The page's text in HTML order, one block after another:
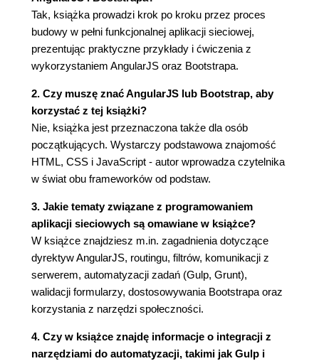
Stosowanie filtrów z poziomu JavaScriptu (53)
Tworzenie własnego filtra (55)
Moduły (55)
Tworzenie filtra (56)
Podsumowanie (58)
Rozdział 4. Routing (59)
Instalowanie ngRoute (59)
Tworzenie tras podstawowych (60)
Trasy z parametrami (63)
Routing w HTML5 albo usuwanie # (64)
Włączanie HTML5Mode (64)
Odsyłacze do tras (65)
Pytania sprawdzające (65)
Podsumowanie (66)
Rozdział 5. Budowanie widoków (67)
Konstruowanie widoku Dodaj kontakt (70)
Formularze poziome (72)
Tak, książka prowadzi krok po kroku przez proces
budowy w pełni funkcjonalnej aplikacji sieciowej,
prezentując praktyczne przykłady i ćwiczenia z
wykorzystaniem AngularJS oraz Bootstrapa.
2. Czy muszę znać AngularJS lub Bootstrap, aby
korzystać z tej książki?
Nie, książka jest przeznaczona także dla osób
początkujących. Wystarczy podstawowa znajomość
HTML, CSS i JavaScript - autor wprowadza czytelnika
w świat obu frameworków od podstaw.
3. Jakie tematy związane z programowaniem
aplikacji sieciowych są omawiane w książce?
W książce znajdziesz m.in. zagadnienia dotyczące
dyrektyw AngularJS, routingu, filtrów, komunikacji z
serwerem, automatyzacji zadań (Gulp, Grunt),
walidacji formularzy, dostosowywania Bootstrapa oraz
korzystania z narzędzi społeczności.
4. Czy w książce znajdę informacje o integracji z
narzędziami do automatyzacji, takimi jak Gulp i